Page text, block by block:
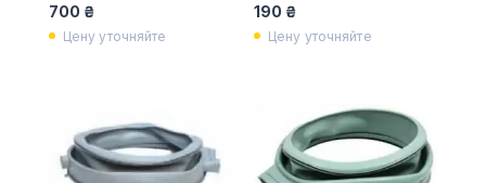
700 ₴
Цену уточняйте
190 ₴
Цену уточняйте